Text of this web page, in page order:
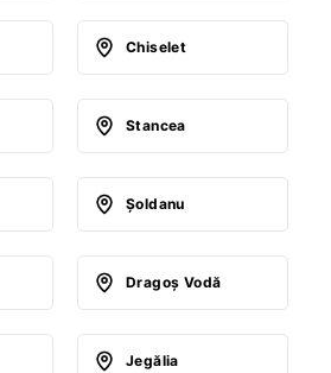
Chiselet
Stancea
Şoldanu
Dragoş Vodă
Jegălia